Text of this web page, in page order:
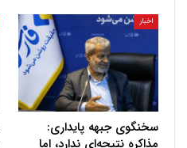
اخبار
سخنگوی جبهه پایداری:
مذاکره نتیجه‌ای ندارد، اما